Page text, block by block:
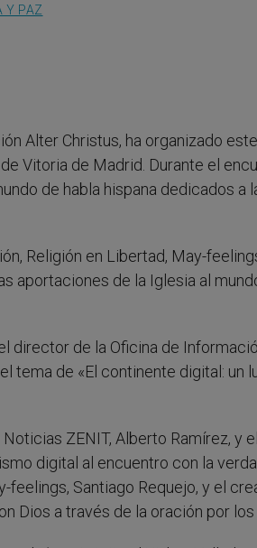
Y PAZ
Alter Christus, ha organizado
Vitoria de Madrid. Durante el
de habla hispana dedicados a
Religión en Libertad, May-
aportaciones de la Iglesia al
director de la Oficina de
tema de «El continente digital: un
ZENIT, Alberto Ramírez, y
digital al encuentro con la
Santiago Requejo, y el
Dios a través de la oración por los